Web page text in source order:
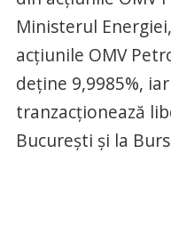
Ministerul
acțiunile OMV
deţine 9,9985%,
tranzacţionează
Bucureşti și la